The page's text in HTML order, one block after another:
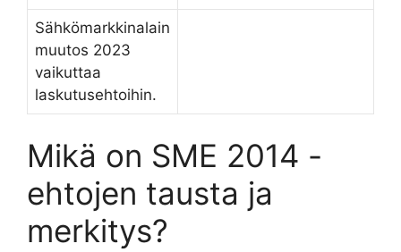
Sähkömarkkinalain
muutos 2023
vaikuttaa
laskutusehtoihin.
Mikä on SME 2014 -
ehtojen tausta ja
merkitys?